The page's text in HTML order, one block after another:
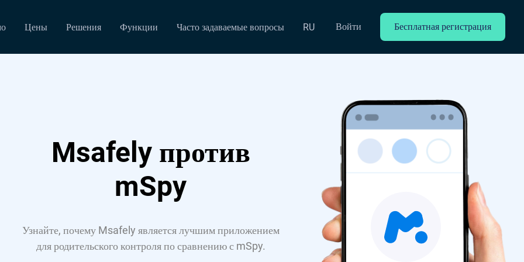
Цены Решения Функции Часто задаваемые вопросы RU Войти Бесплатная регистрация
Msafely против
mSpy
Узнайте, почему Msafely является лучшим приложением
для родительского контроля по сравнению с mSpy.